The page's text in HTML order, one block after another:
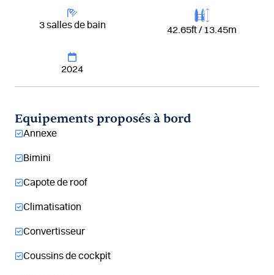
3 salles de bain 42.65ft / 13.45m
2024
Equipements proposés à bord
Annexe
Bimini
Capote de roof
Climatisation
Convertisseur
Coussins de cockpit